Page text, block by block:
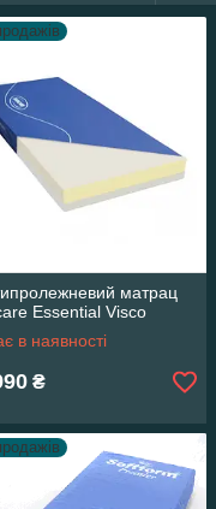
матрац
Essential Visco
в наявності
₴